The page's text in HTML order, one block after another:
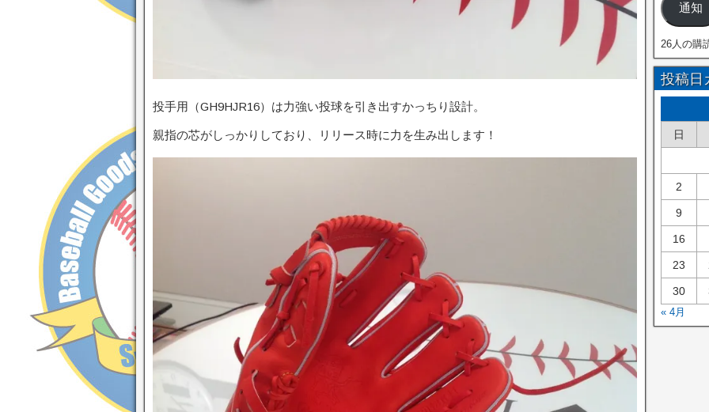
投手用（GH9HJR16）は力強い投球を引き出すかっちり設計。
親指の芯がしっかりしており、リリース時に力を生み出します！
通知
26人の購
投稿日
日
2
9
16
23
30
« 4月